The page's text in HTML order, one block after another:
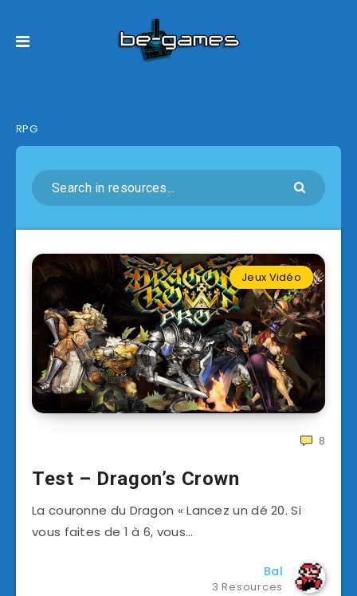
RPG
Jeux Vidéo
8
Test – Dragon’s Crown
La couronne du Dragon « Lancez un dé 20. Si
vous faites de 1 à 6, vous…
Bal
3 Resources